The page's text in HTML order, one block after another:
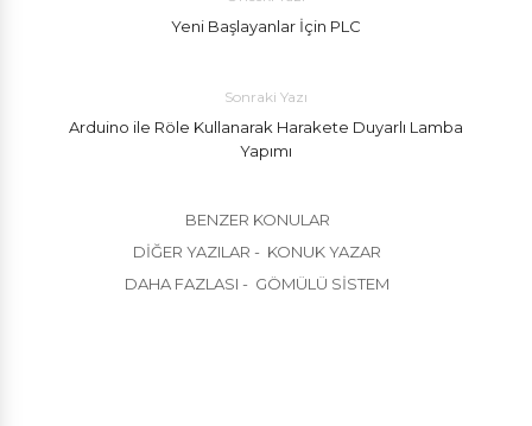
Yeni Başlayanlar İçin PLC
Sonraki Yazı
Arduino ile Röle Kullanarak Harakete Duyarlı Lamba
Yapımı
BENZER KONULAR
DIĞER YAZILAR - KONUK YAZAR
DAHA FAZLASI - GÖMÜLÜ SISTEM